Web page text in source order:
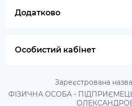
Додатково
Особистий кабінет
Зареєстрована назва
ФІЗИЧНА ОСОБА -